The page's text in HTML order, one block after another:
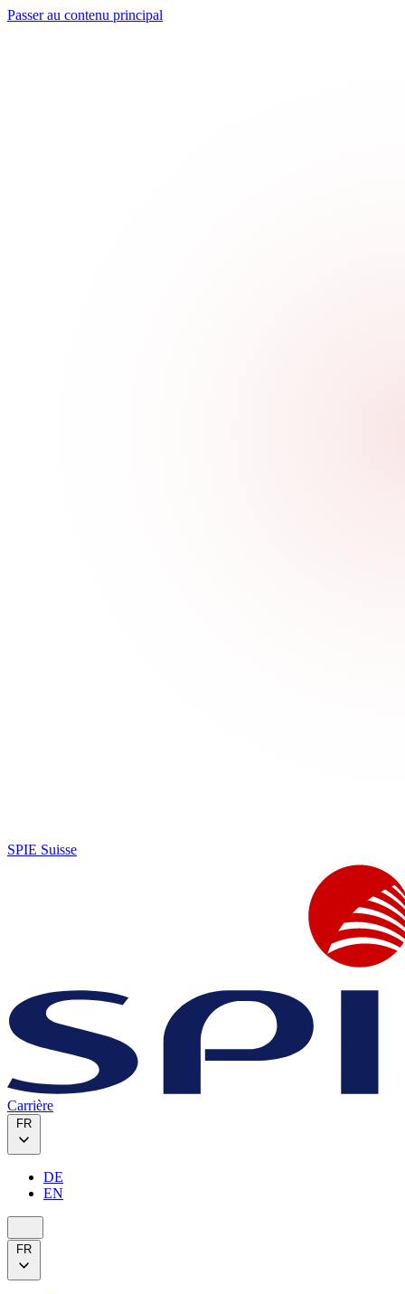
Passer au contenu principal
SPIE Suisse
Carrière
FR
DE
EN
FR